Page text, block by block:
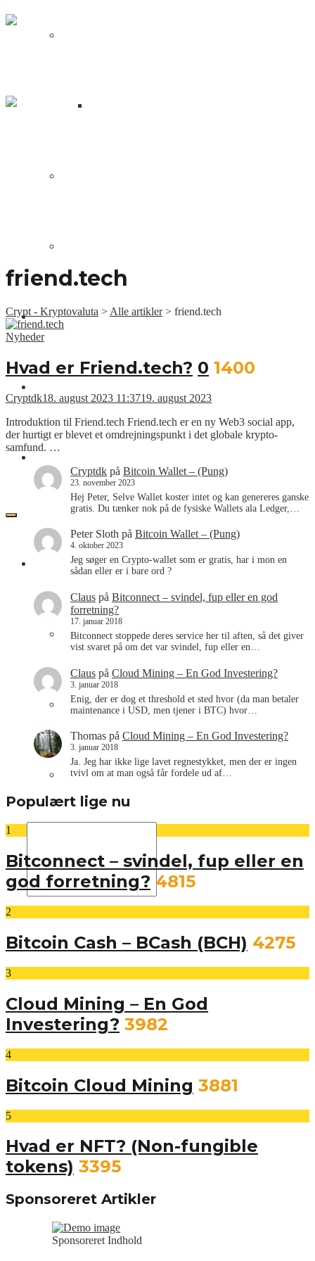
Nyheder
CRYPT.DK
Om os
Annoncering
Kontakt os
friend.tech
Crypt - Kryptovaluta > Alle artikler> friend.tech
Nyheder
Hvad er Friend.tech? 0 1400
Cryptdk18. august 2023 11:3719. august 2023
Introduktion til Friend.tech Friend.tech er en ny Web3 social app,
der hurtigt er blevet et omdrejningspunkt i det globale krypto-
samfund. …
Cryptdk på Bitcoin Wallet – (Pung)
23. november 2023
Hej Peter, Selve Wallet koster intet og kan genereres ganske
gratis. Du tænker nok på de fysiske Wallets ala Ledger,…
Peter Sloth på Bitcoin Wallet – (Pung)
4. oktober 2023
Jeg søger en Crypto-wallet som er gratis, har i mon en
sådan eller er i bare ord ?
Claus på Bitconnect – svindel, fup eller en god
forretning?
17. januar 2018
Bitconnect stoppede deres service her til aften, så det giver
vist svaret på om det var svindel, fup eller en…
Claus på Cloud Mining – En God Investering?
3. januar 2018
Enig, der er dog et threshold et sted hvor (da man betaler
maintenance i USD, men tjener i BTC) hvor…
Thomas på Cloud Mining – En God Investering?
3. januar 2018
Ja. Jeg har ikke lige lavet regnestykket, men der er ingen
tvivl om at man også får fordele ud af…
Populært lige nu
1
Bitconnect – svindel, fup eller en
god forretning? 4815
2
Bitcoin Cash – BCash (BCH) 4275
3
Cloud Mining – En God
Investering? 3982
4
Bitcoin Cloud Mining 3881
5
Hvad er NFT? (Non-fungible
tokens) 3395
Sponsoreret Artikler
Sponsoreret Indhold